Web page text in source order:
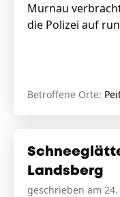
Murnau
die Polizei auf
Betroffene Orte:
Landsberg
geschrieben am